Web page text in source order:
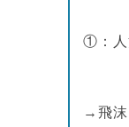
①：人
→飛沫